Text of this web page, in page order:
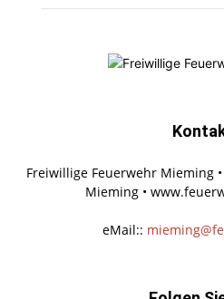
Freiwillige Feuerwehr Mieming
Mieming •
eMail::